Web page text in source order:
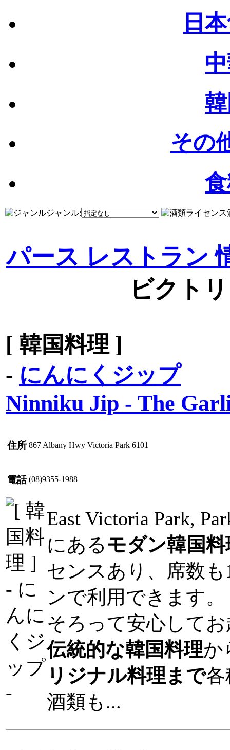
日
その
ジャンル:
パース レストラン
ビクト
[ 韓国料理 ]
- にんにくジップ
Ninniku Jip - The
住所 867 Albany Hwy Victoria Park 6101
電話 (08)9355-1988
East Victoria Park,
にあるモダン韓国
センスあり、席数
ンで利用できます
そろって安心して
伝統的な韓国料理か
リジナル料理まで
酒類も...